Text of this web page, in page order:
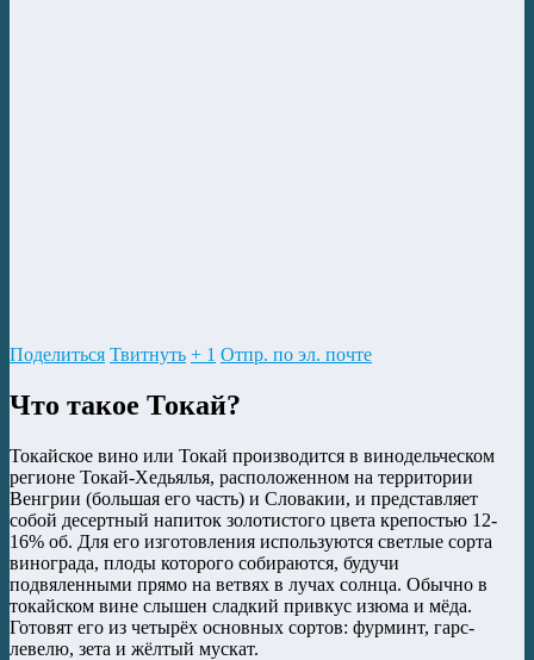
Поделиться Твитнуть + 1 Отпр. по эл. почте
Что такое Токай?
Токайское вино или Токай производится в винодельческом
регионе Токай-Хедьялья, расположенном на территории
Венгрии (большая его часть) и Словакии, и представляет
собой десертный напиток золотистого цвета крепостью 12-
16% об. Для его изготовления используются светлые сорта
винограда, плоды которого собираются, будучи
подвяленными прямо на ветвях в лучах солнца. Обычно в
токайском вине слышен сладкий привкус изюма и мёда.
Готовят его из четырёх основных сортов: фурминт, гарс-
левелю, зета и жёлтый мускат.